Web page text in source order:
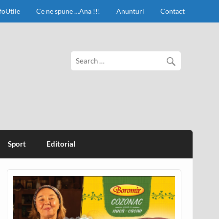
Ce ne spune …Ana !!! Anunturi Contact
Sport Editorial